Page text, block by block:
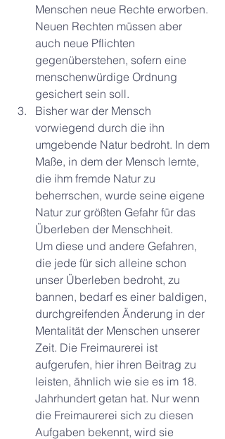
Menschen neue Rechte erworben.
Neuen Rechten müssen aber
auch neue Pflichten
gegenüberstehen, sofern eine
menschenwürdige Ordnung
gesichert sein soll.
Bisher war der Mensch
vorwiegend durch die ihn
umgebende Natur bedroht. In dem
Maße, in dem der Mensch lernte,
die ihm fremde Natur zu
beherrschen, wurde seine eigene
Natur zur größten Gefahr für das
Überleben der Menschheit.
Um diese und andere Gefahren,
die jede für sich alleine schon
unser Überleben bedroht, zu
bannen, bedarf es einer baldigen,
durchgreifenden Änderung in der
Mentalität der Menschen unserer
Zeit. Die Freimaurerei ist
aufgerufen, hier ihren Beitrag zu
leisten, ähnlich wie sie es im 18.
Jahrhundert getan hat. Nur wenn
die Freimaurerei sich zu diesen
Aufgaben bekennt, wird sie